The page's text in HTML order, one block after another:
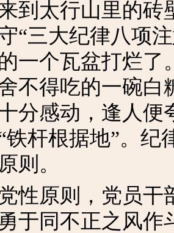
到太行山里的砖
“三大纪律八项
一个瓦盆打烂了
不得吃的一碗
分感动，逢人
铁杆根据地”。
则。
原则，党员干
于同不正之风